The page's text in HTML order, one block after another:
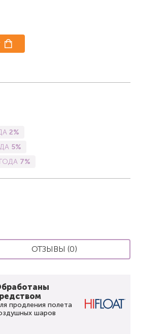
2%
5%
7%
ОТЗЫВЫ (0)
продления полета
шаров